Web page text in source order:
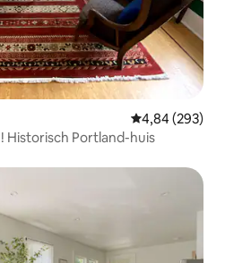
Gemiddelde
4,84 (293)
Historisch Portland-huis